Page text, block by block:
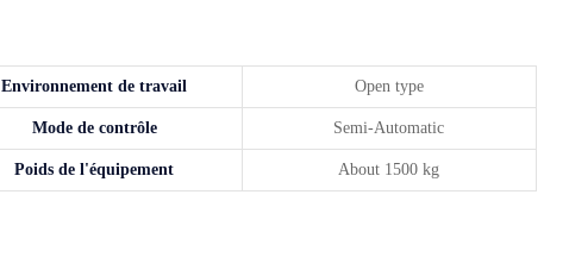
Environnement de travail Open type
Mode de contrôle Semi-Automatic
Poids de l'équipement About 1500 kg